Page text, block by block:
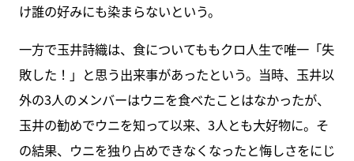
け誰の好みにも染まらないという。
一方で玉井詩織は、食についてももクロ人生で唯一「失
敗した！」と思う出来事があったという。当時、玉井以
外の3人のメンバーはウニを食べたことはなかったが、
玉井の勧めでウニを知って以来、3人とも大好物に。そ
の結果、ウニを独り占めできなくなったと悔しさをにじ